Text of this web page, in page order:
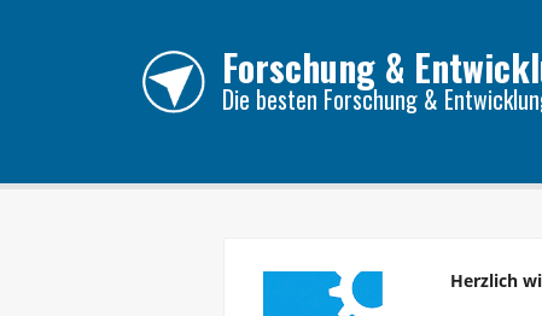
Forschung &
Die besten Forschung &
Herzlich